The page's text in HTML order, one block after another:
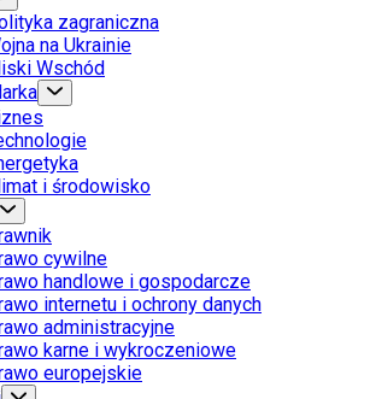
zagraniczna
na Ukrainie
Wschód
i środowisko
cywilne
handlowe i gospodarcze
internetu i ochrony danych
administracyjne
karne i wykroczeniowe
europejskie